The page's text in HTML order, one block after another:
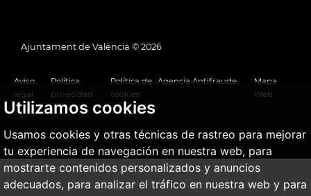
Utilizamos cookies
Usamos cookies y otras técnicas de rastreo para mejorar
tu experiencia de navegación en nuestra web, para
mostrarte contenidos personalizados y anuncios
adecuados, para analizar el tráfico en nuestra web y para
Ajuntament de València © 2026
Aviso
legal
Política
privacidad
Política de
cookies
Agencia Antifraude
Mapa
Web